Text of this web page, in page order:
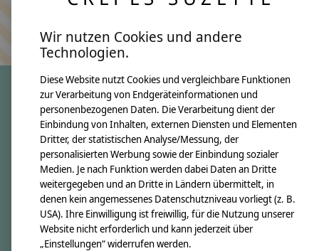
crêpes suzette
Über uns
Unsere Creppies
Nähkästchen
Unsere Stoffe
Impressum
Wir nutzen Cookies und andere
Technologien.
Diese Website nutzt Cookies und vergleichbare Funktionen
zur Verarbeitung von Endgeräteinformationen und
personenbezogenen Daten. Die Verarbeitung dient der
Einbindung von Inhalten, externen Diensten und Elementen
Dritter, der statistischen Analyse/Messung, der
personalisierten Werbung sowie der Einbindung sozialer
Medien. Je nach Funktion werden dabei Daten an Dritte
weitergegeben und an Dritte in Ländern übermittelt, in
denen kein angemessenes Datenschutzniveau vorliegt (z. B.
USA). Ihre Einwilligung ist freiwillig, für die Nutzung unserer
Website nicht erforderlich und kann jederzeit über
„Einstellungen“ widerrufen werden.